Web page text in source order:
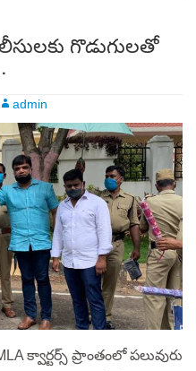
గొడుగులతో
admin
క్వార్టర్స్ ప్రాంతంలో పలువురు